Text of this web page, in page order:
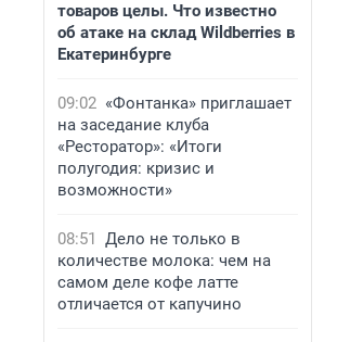
товаров целы. Что известно
об атаке на склад Wildberries в
Екатеринбурге
09:02 «Фонтанка» приглашает
на заседание клуба
«Ресторатор»: «Итоги
полугодия: кризис и
возможности»
08:51 Дело не только в
количестве молока: чем на
самом деле кофе латте
отличается от капучино